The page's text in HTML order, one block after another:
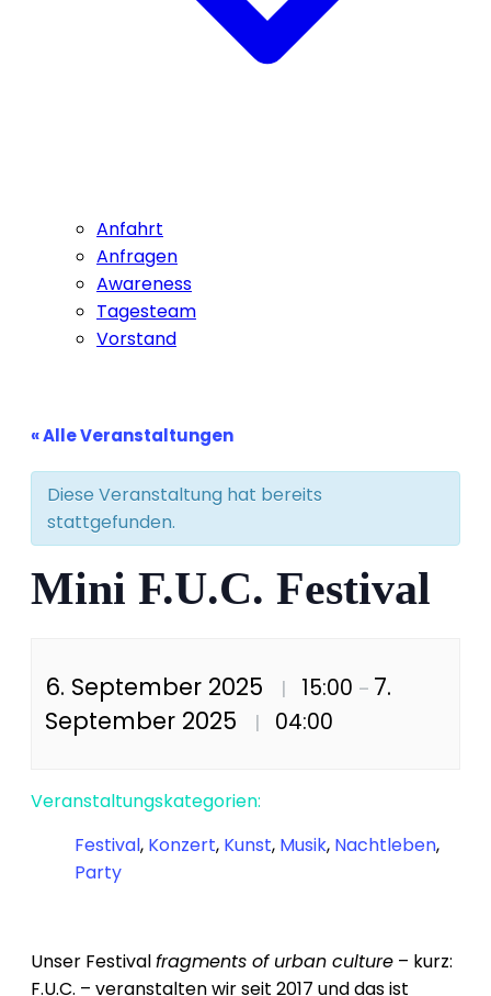
Anfahrt
Anfragen
Awareness
Tagesteam
Vorstand
« Alle Veranstaltungen
Diese Veranstaltung hat bereits
stattgefunden.
Mini F.U.C. Festival
6. September 2025 15:00 – 7.
September 2025
04:00
Veranstaltungskategorien:
Festival, Konzert, Kunst, Musik, Nachtleben,
Party
Unser Festivalfragments of urban culture – kurz:
F.U.C. – veranstalten wir seit 2017 und das ist